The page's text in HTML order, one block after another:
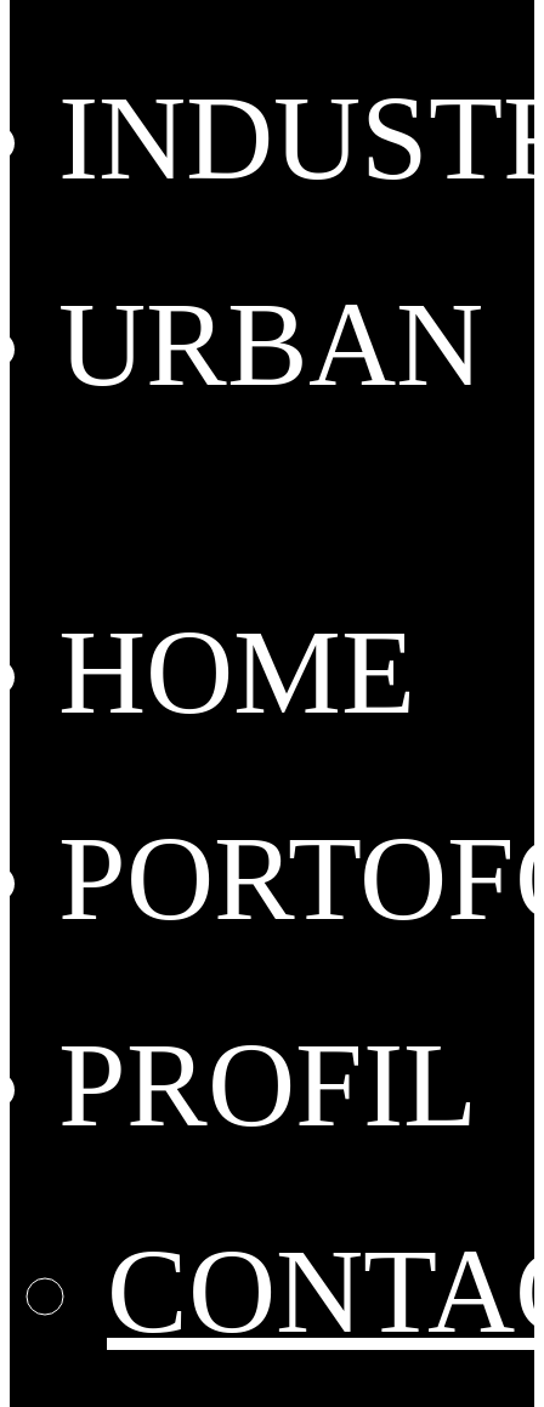
URBAN
HOME
PROFIL